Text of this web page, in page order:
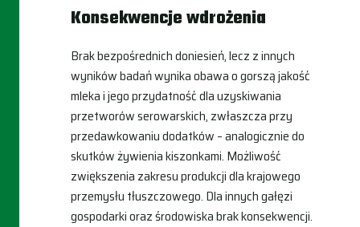
Konsekwencje wdrożenia
Brak bezpośrednich doniesień, lecz z innych
wyników badań wynika obawa o gorszą jakość
mleka i jego przydatność dla uzyskiwania
przetworów serowarskich, zwłaszcza przy
przedawkowaniu dodatków – analogicznie do
skutków żywienia kiszonkami. Możliwość
zwiększenia zakresu produkcji dla krajowego
przemysłu tłuszczowego. Dla innych gałęzi
gospodarki oraz środowiska brak konsekwencji.